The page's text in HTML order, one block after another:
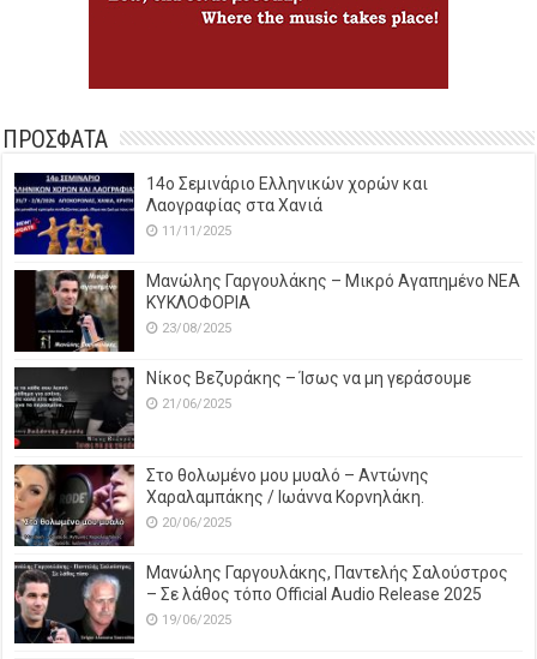
ΠΡΟΣΦΑΤΑ
14o Σεμινάριο Ελληνικών χορών και
Λαογραφίας στα Χανιά
11/11/2025
Μανώλης Γαργουλάκης – Μικρό Αγαπημένο NEΑ
ΚΥΚΛΟΦΟΡΙΑ
23/08/2025
Νίκος Βεζυράκης – Ίσως να μη γεράσουμε
21/06/2025
Στο θολωμένο μου μυαλό – Αντώνης
Χαραλαμπάκης / Ιωάννα Κορνηλάκη.
20/06/2025
Μανώλης Γαργουλάκης, Παντελής Σαλούστρος
– Σε λάθος τόπο Official Audio Release 2025
19/06/2025